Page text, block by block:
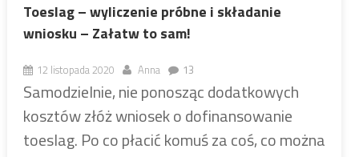
Toeslag – wyliczenie próbne i składanie
wniosku – Załatw to sam!
12 listopada 2020 Anna 13
Samodzielnie, nie ponosząc dodatkowych
kosztów złóż wniosek o dofinansowanie
toeslag. Po co płacić komuś za coś, co można